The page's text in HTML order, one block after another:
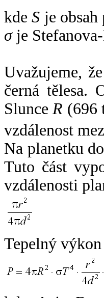
kdeS je
σje
Uvažujeme,
černá tělesa.
SlunceR (696
vzdálenost
Na planetku
Tuto část
vzdálenosti
Tepelný